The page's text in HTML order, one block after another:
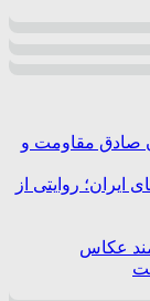
صادق مقاومت و
روایتی از